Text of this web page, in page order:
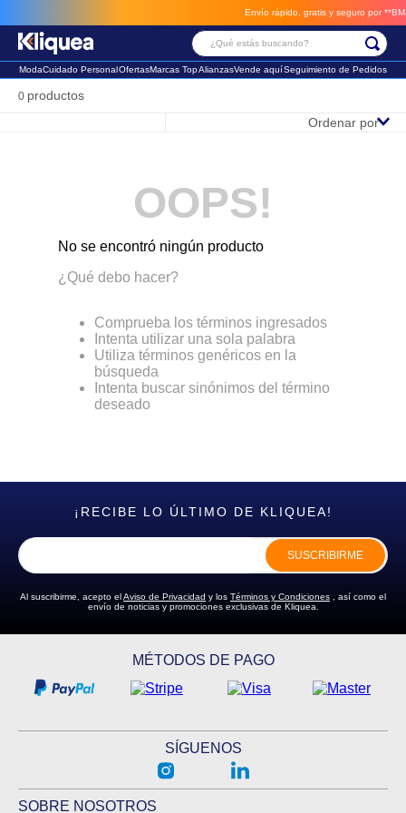
Envío rápido, gratis y seguro por **BM-
¿Qué estás buscando?
ModaCuidado PersonalOfertasMarcas TopAlianzasVende aquíSeguimiento de Pedidos
0 productos
Ordenar por
OOPS!
No se encontró ningún producto
¿Qué debo hacer?
Comprueba los términos ingresados
Intenta utilizar una sola palabra
Utiliza términos genéricos en la
búsqueda
Intenta buscar sinónimos del término
deseado
¡RECIBE LO ÚLTIMO DE KLIQUEA!
SUSCRIBIRME
Al suscribirme, acepto elAviso de Privacidad y los Términos y Condiciones , así como el
envío de noticias y promociones exclusivas de Kliquea.
MÉTODOS DE PAGO
SÍGUENOS
SOBRE NOSOTROS
Términos Más Buscados